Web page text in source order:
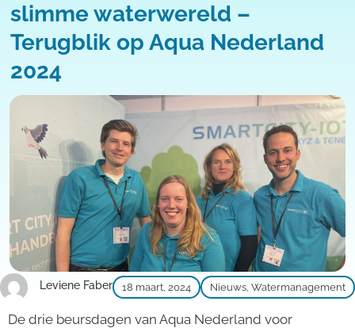
slimme waterwereld –
Terugblik op Aqua Nederland
2024
Leviene Faber 18 maart, 2024 Nieuws Watermanagement
De drie beursdagen van Aqua Nederland voor